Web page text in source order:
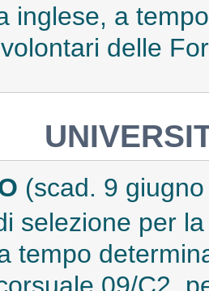
inglese, a
delle
(scad. 9
selezione per
tempo